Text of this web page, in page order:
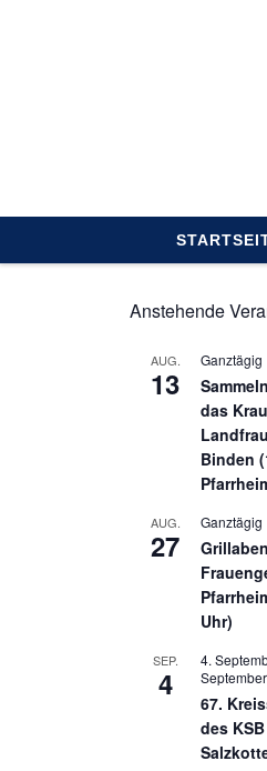
Anstehende
AUG.
13
Ganztägig
das
Binden
AUG.
27
Ganztägig
Uhr)
SEP.
4
4.
67.
des